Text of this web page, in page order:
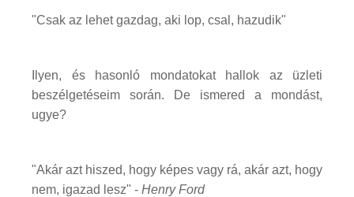
"Csak az lehet gazdag, aki lop, csal, hazudik"
Ilyen, és hasonló mondatokat hallok az üzleti
beszélgetéseim során. De ismered a mondást,
ugye?
"Akár azt hiszed, hogy képes vagy rá, akár azt, hogy
nem, igazad lesz" - Henry Ford